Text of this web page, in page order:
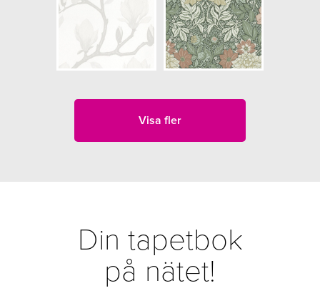
Visa fler
Din tapetbok
på nätet!